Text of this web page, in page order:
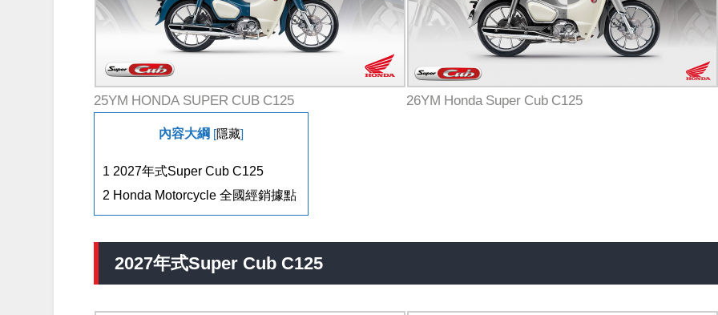
25YM HONDA SUPER CUB C125 26YM Honda Super Cub C125
內容大綱 隱藏
1
2027年式Super Cub C125
2 Honda Motorcycle 全國經銷據點
2027年式Super Cub C125